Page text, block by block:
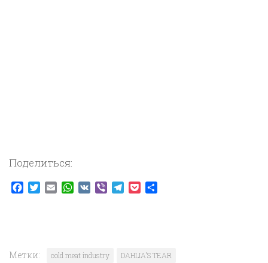
Поделиться:
Facebook
TwitterEmailWhatsApp
VK ViberTelegram
Pocket
Метки: cold meat industry DAHLIA'S TEAR